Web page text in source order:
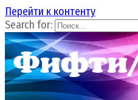
Перейти к контенту
Search for: